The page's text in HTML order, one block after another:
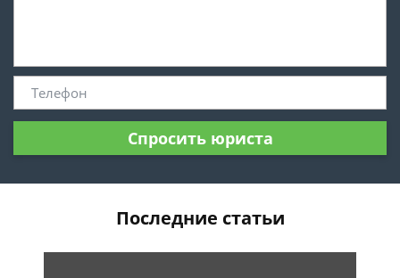
Спросить юриста
Последние статьи